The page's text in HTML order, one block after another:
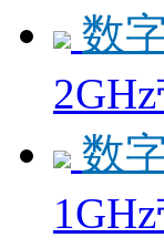
数
数